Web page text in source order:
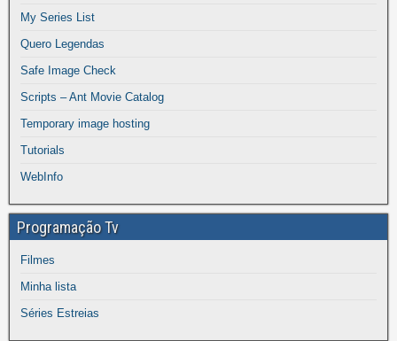
My Series List
Quero Legendas
Safe Image Check
Scripts – Ant Movie Catalog
Temporary image hosting
Tutorials
WebInfo
Programação Tv
Filmes
Minha lista
Séries Estreias